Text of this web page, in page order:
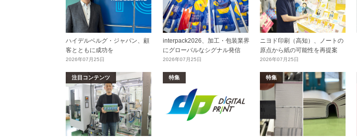
ハイデルベルグ・ジャパン、顧
客とともに成功を
2026年07月25日
interpack2026、加工・包装業界
にグローバルなシグナル発信
2026年07月25日
ニヨド印刷（高知）、ノートの
原点から紙の可能性を再提案
2026年07月25日
注目コンテンツ 特集 特集